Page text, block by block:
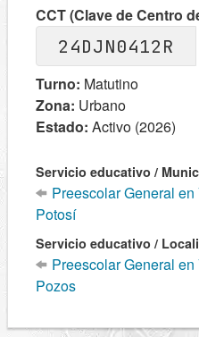
CCT (Clave de Centro
24DJN0412R
Turno: Matutino
Zona: Urbano
Estado: Activo (2026)
Servicio educativo /
Preescolar General
Potosí
Servicio educativo /
Preescolar General
Pozos